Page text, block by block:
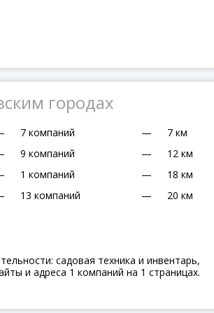
городах
7 компаний —
7 км
9 компаний —
12 км
1 компаний —
18 км
13 компаний — 20 км
садовая техника и инвентарь,
и адреса 1 компаний на 1 страницах.